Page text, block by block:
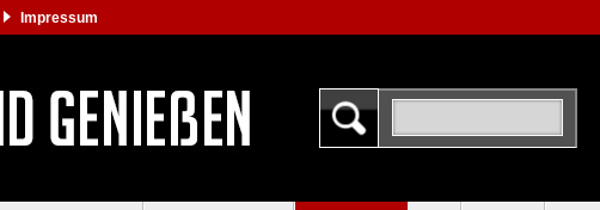
Impressum